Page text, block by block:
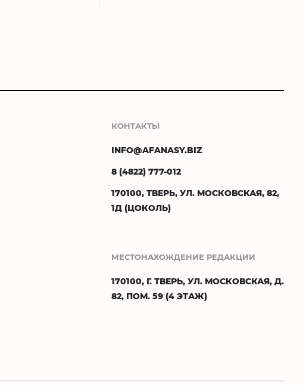
КОНТАКТЫ
INFO@AFANASY.BIZ
8 (4822) 777-012
170100, ТВЕРЬ, УЛ. МОСКОВСКАЯ, 82,
1Д (ЦОКОЛЬ)
МЕСТОНАХОЖДЕНИЕ РЕДАКЦИИ
170100, Г. ТВЕРЬ, УЛ. МОСКОВСКАЯ, Д.
82, ПОМ. 59 (4 ЭТАЖ)